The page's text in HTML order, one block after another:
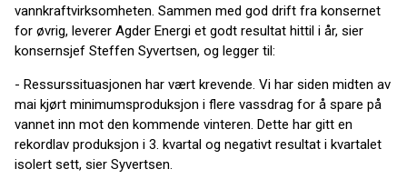
vannkraftvirksomheten. Sammen med god drift fra konsernet
for øvrig, leverer Agder Energi et godt resultat hittil i år, sier
konsernsjef Steffen Syvertsen, og legger til:
- Ressurssituasjonen har vært krevende. Vi har siden midten av
mai kjørt minimumsproduksjon i flere vassdrag for å spare på
vannet inn mot den kommende vinteren. Dette har gitt en
rekordlav produksjon i 3. kvartal og negativt resultat i kvartalet
isolert sett, sier Syvertsen.